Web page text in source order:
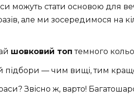
можуть стати основою для
але ми зосередимося на
шовковий топ темного
підбори — чим вищі, тим
Звісно ж, варто!